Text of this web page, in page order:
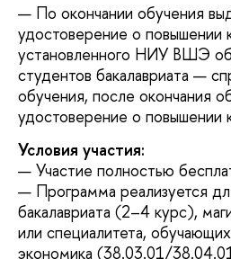
По окончании обучения
удостоверение о повышении
установленного НИУ ВШЭ
студентов бакалавриата —
обучения, после окончания
удостоверение о повышении
Условия участия:
— Участие полностью
— Программа реализуется
бакалавриата (2–4 курс),
или специалитета,
экономика (38.03.01/